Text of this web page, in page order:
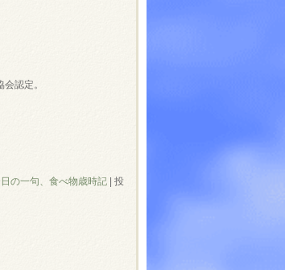
認定。
の一句、食べ物歳時記
投